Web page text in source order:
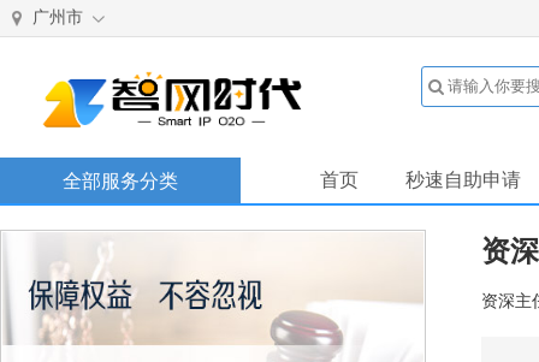
广州市
全部服务分类 首页 秒速自助申请
资
资深主